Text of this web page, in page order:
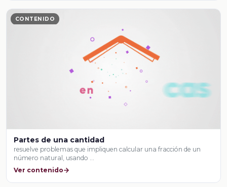
CONTENIDO
Partes de una cantidad
resuelve problemas que impliquen calcular una fracción de un
número natural, usando …
Ver contenido